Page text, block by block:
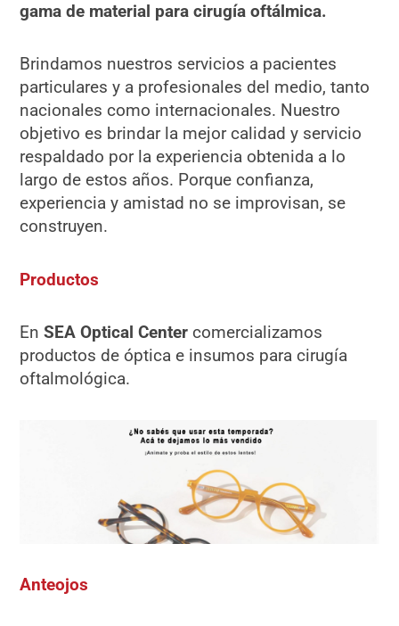
gama de material para cirugía oftálmica.
Brindamos nuestros servicios a pacientes
particulares y a profesionales del medio, tanto
nacionales como internacionales. Nuestro
objetivo es brindar la mejor calidad y servicio
respaldado por la experiencia obtenida a lo
largo de estos años. Porque confianza,
experiencia y amistad no se improvisan, se
construyen.
Productos
EnSEA Optical Center comercializamos
productos de óptica e insumos para cirugía
oftalmológica.
Anteojos